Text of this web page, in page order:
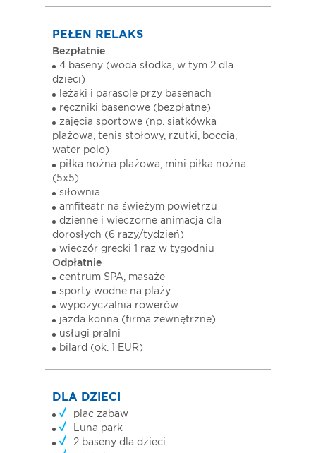
PEŁEN RELAKS
Bezpłatnie
4 baseny (woda słodka, w tym 2 dla
dzieci)
leżaki i parasole przy basenach
ręczniki basenowe (bezpłatne)
zajęcia sportowe (np. siatkówka
plażowa, tenis stołowy, rzutki, boccia,
water polo)
piłka nożna plażowa, mini piłka nożna
(5x5)
siłownia
amfiteatr na świeżym powietrzu
dzienne i wieczorne animacja dla
dorosłych (6 razy/tydzień)
wieczór grecki 1 raz w tygodniu
Odpłatnie
centrum SPA, masaże
sporty wodne na plaży
wypożyczalnia rowerów
jazda konna (firma zewnętrzne)
usługi pralni
bilard (ok. 1 EUR)
DLA DZIECI
plac zabaw
Luna park
2 baseny dla dzieci